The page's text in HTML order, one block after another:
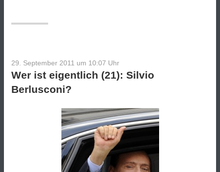
29. September 2011 um 10:07 Uhr
Wer ist eigentlich (21): Silvio
Berlusconi?